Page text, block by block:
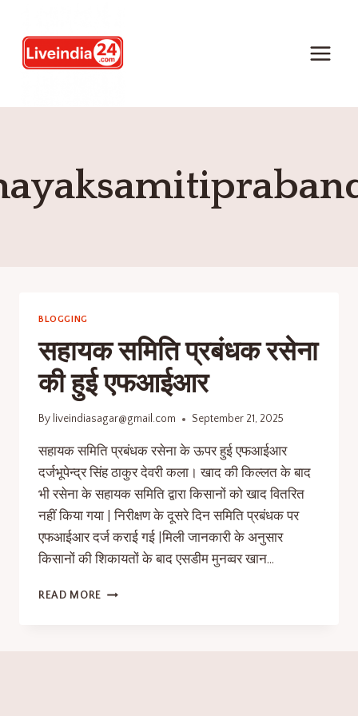
BLOGGING
सहायक समिति प्रबंधक रसेना
की हुई एफआईआर
By liveindiasagar@gmail.com September 21, 2025
सहायक समिति प्रबंधक रसेना के ऊपर हुई एफआईआर
दर्जभूपेन्द्र सिंह ठाकुर देवरी कला। खाद की किल्लत के बाद
भी रसेना के सहायक समिति द्वारा किसानों को खाद वितरित
नहीं किया गया | निरीक्षण के दूसरे दिन समिति प्रबंधक पर
एफआईआर दर्ज कराई गई |मिली जानकारी के अनुसार
किसानों की शिकायतों के बाद एसडीम मुनव्वर खान…
READ MORE